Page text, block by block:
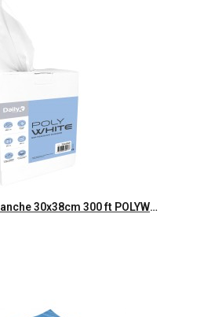
Aperçu rapide Bobine non tissée blanche 30x38cm 300 ft POLYWHITE Dailyk Start-Ct